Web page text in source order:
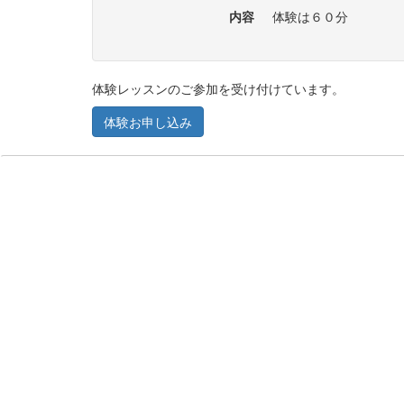
内容
体験は６０分
体験レッスンのご参加を受け付けています。
体験お申し込み